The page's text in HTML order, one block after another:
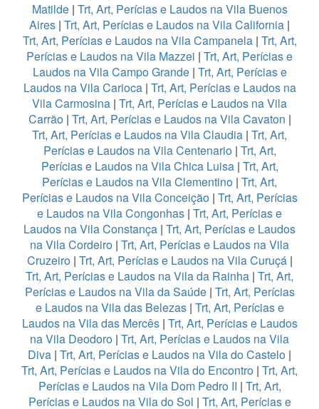
Matilde| Trt, Art, Perícias e Laudos na Vila Buenos
Aires | Trt, Art, Perícias e Laudos na Vila California |
Trt, Art, Perícias e Laudos na Vila Campanela| Trt, Art,
Perícias e Laudos na Vila Mazzei | Trt, Art, Perícias e
Laudos na Vila Campo Grande| Trt, Art, Perícias e
Laudos na Vila Carioca| Trt, Art, Perícias e Laudos na
Vila Carmosina | Trt, Art, Perícias e Laudos na Vila
Carrão| Trt, Art, Perícias e Laudos na Vila Cavaton |
Trt, Art, Perícias e Laudos na Vila Claudia | Trt, Art,
Perícias e Laudos na Vila Centenario| Trt, Art,
Perícias e Laudos na Vila Chica Luisa | Trt, Art,
Perícias e Laudos na Vila Clementino | Trt, Art,
Perícias e Laudos na Vila Conceição| Trt, Art, Perícias
e Laudos na Vila Congonhas | Trt, Art, Perícias e
Laudos na Vila Constança | Trt, Art, Perícias e Laudos
na Vila Cordeiro | Trt, Art, Perícias e Laudos na Vila
Cruzeiro | Trt, Art, Perícias e Laudos na Vila Curuçá |
Trt, Art, Perícias e Laudos na Vila da Rainha | Trt, Art,
Perícias e Laudos na Vila da Saúde| Trt, Art, Perícias
e Laudos na Vila das Belezas| Trt, Art, Perícias e
Laudos na Vila das Mercês| Trt, Art, Perícias e Laudos
na Vila Deodoro | Trt, Art, Perícias e Laudos na Vila
Diva | Trt, Art, Perícias e Laudos na Vila do Castelo |
Trt, Art, Perícias e Laudos na Vila do Encontro | Trt, Art,
Perícias e Laudos na Vila Dom Pedro II | Trt, Art,
Perícias e Laudos na Vila do Sol | Trt, Art, Perícias e